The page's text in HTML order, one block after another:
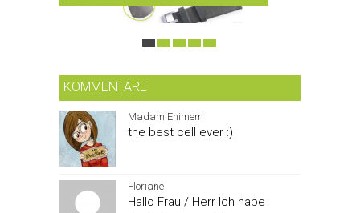
KOMMENTARE
Madam Enimem
the best cell ever :)
Floriane
Hallo Frau / Herr Ich habe